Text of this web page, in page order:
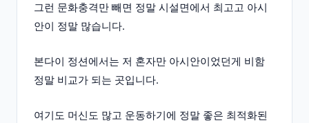
그런 문화충격만 빼면 정말 시설면에서 최고고 아시
안이 정말 많습니다.
본다이 정션에서는 저 혼자만 아시안이었던게 비함
정말 비교가 되는 곳입니다.
여기도 머신도 많고 운동하기에 정말 좋은 최적화된